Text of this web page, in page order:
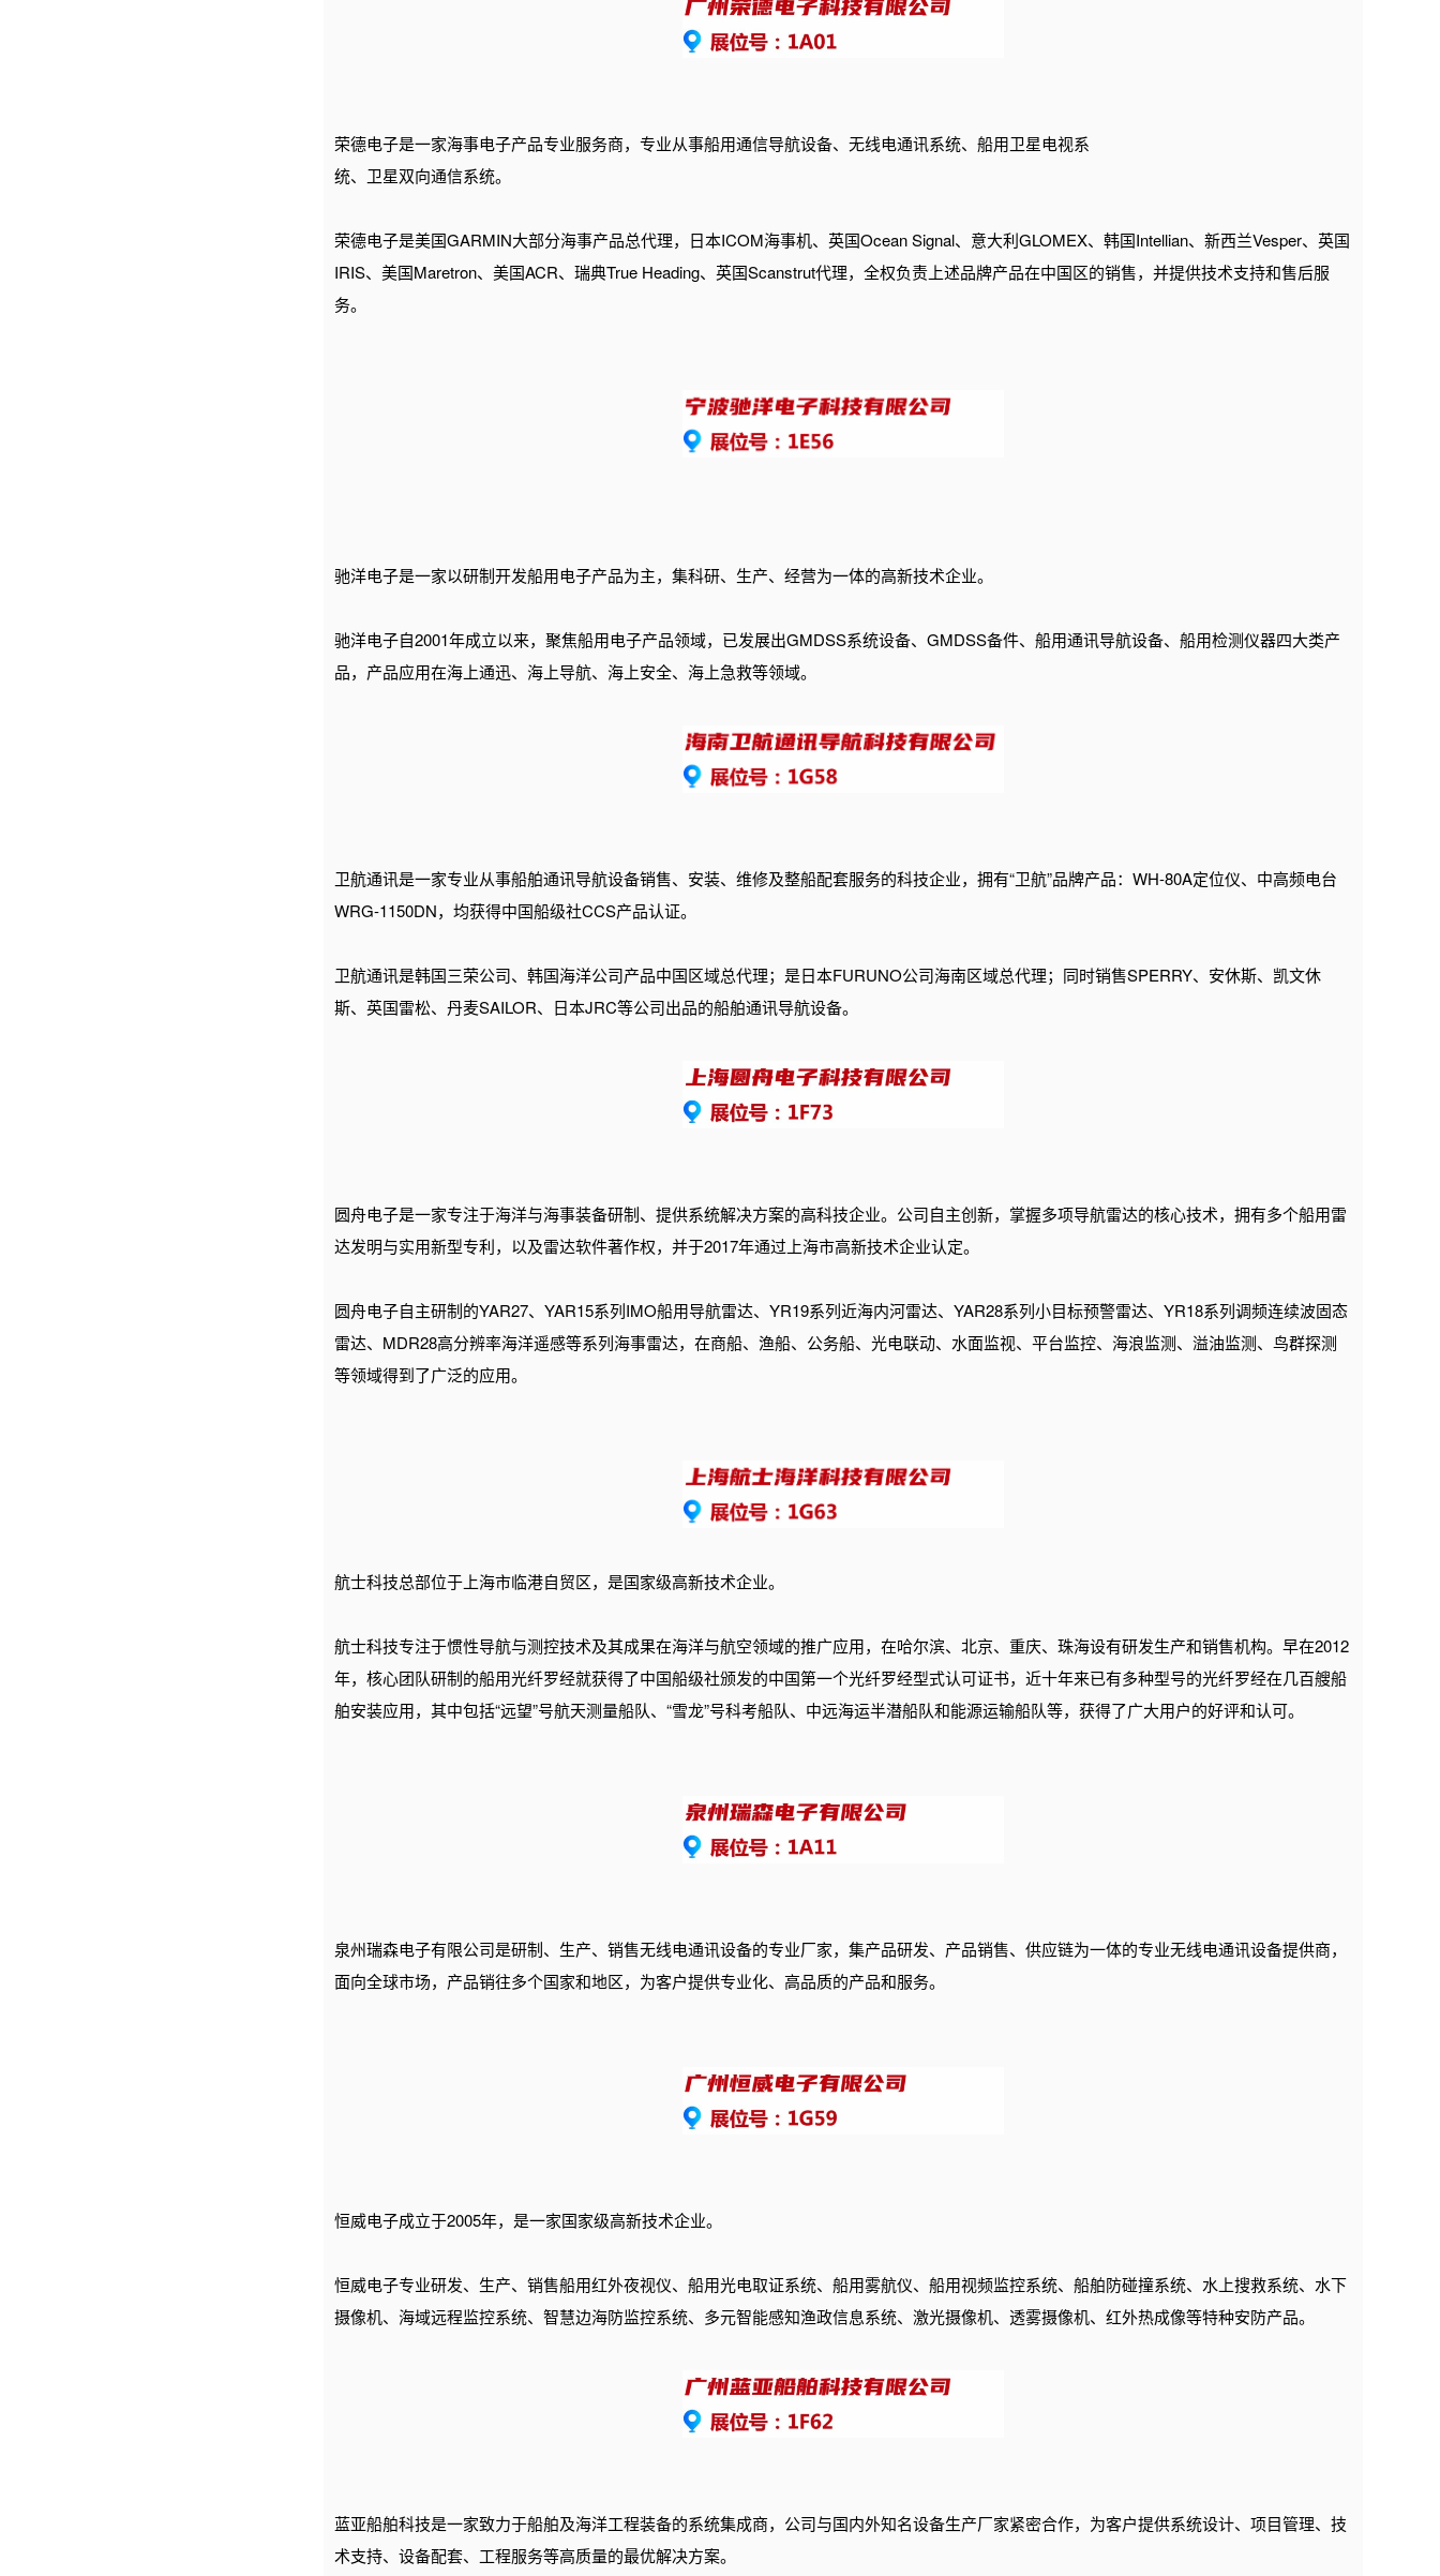
荣德电子是一家海事电子产品专业服务商，专业从事船用通信导航设备、无线电通讯系统、船用卫星电视系
统、卫星双向通信系统。
荣德电子是美国GARMIN大部分海事产品总代理，日本ICOM海事机、英国Ocean Signal、意大利GLOMEX、韩国Intellian、新西兰Vesper、英国
IRIS、美国Maretron、美国ACR、瑞典True Heading、英国Scanstrut代理，全权负责上述品牌产品在中国区的销售，并提供技术支持和售后服
务。
驰洋电子是一家以研制开发船用电子产品为主，集科研、生产、经营为一体的高新技术企业。
驰洋电子自2001年成立以来，聚焦船用电子产品领域，已发展出GMDSS系统设备、GMDSS备件、船用通讯导航设备、船用检测仪器四大类产
品，产品应用在海上通迅、海上导航、海上安全、海上急救等领域。
卫航通讯是一家专业从事船舶通讯导航设备销售、安装、维修及整船配套服务的科技企业，拥有“卫航”品牌产品： WH-80A定位仪、中高频电台
WRG-1150DN，均获得中国船级社CCS产品认证。
卫航通讯是韩国三荣公司、韩国海洋公司产品中国区域总代理；是日本FURUNO公司海南区域总代理；同时销售SPERRY、安休斯、凯文休
斯、英国雷松、丹麦SAILOR、日本JRC等公司出品的船舶通讯导航设备。
圆舟电子是一家专注于海洋与海事装备研制、提供系统解决方案的高科技企业。 公司自主创新，掌握多项导航雷达的核心技术，拥有多个船用雷
达发明与实用新型专利，以及雷达软件著作权，并于2017年通过上海市高新技术企业认定。
圆舟电子自主研制的YAR27、YAR15系列IMO船用导航雷达、YR19系列近海内河雷达、YAR28系列小目标预警雷达、YR18系列调频连续波固态
雷达、MDR28高分辨率海洋遥感等系列海事雷达，在商船、渔船、公务船、光电联动、水面监视、平台监控、海浪监测、溢油监测、鸟群探测
等领域得到了广泛的应用。
航士科技总部位于上海市临港自贸区，是国家级高新技术企业。
航士科技专注于惯性导航与测控技术及其成果在海洋与航空领域的推广应用， 在哈尔滨、北京、重庆、珠海设有研发生产和销售机构。 早在2012
年，核心团队研制的船用光纤罗经就获得了中国船级社颁发的中国第一个光纤罗经型式认可证书，近十年来已有多种型号的光纤罗经在几百艘船
舶安装应用，其中包括“远望”号航天测量船队、“雪龙”号科考船队、中远海运半潜船队和能源运输船队等，获得了广大用户的好评和认可。
泉州瑞森电子有限公司是研制、生产、销售无线电通讯设备的专业厂家，集产品研发、产品销售、供应链为一体的专业无线电通讯设备提供商，
面向全球市场，产品销往多个国家和地区，为客户提供专业化、高品质的产品和服务。
恒威电子成立于2005年，是一家国家级高新技术企业。
恒威电子专业研发、生产、销售船用红外夜视仪、船用光电取证系统、船用雾航仪、船用视频监控系统、船舶防碰撞系统、水上搜救系统、水下
摄像机、海域远程监控系统、智慧边海防监控系统、多元智能感知渔政信息系统、激光摄像机、透雾摄像机、红外热成像等特种安防产品。
蓝亚船舶科技是一家致力于船舶及海洋工程装备的系统集成商，公司与国内外知名设备生产厂家紧密合作，为客户提供系统设计、项目管理、技
术支持、设备配套、工程服务等高质量的最优解决方案。